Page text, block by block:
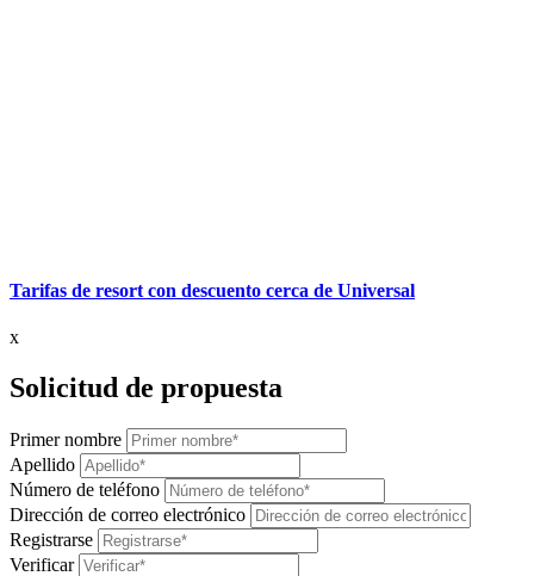
Tarifas de resort con descuento cerca de Universal
x
Solicitud de propuesta
Primer nombre
Apellido
Número de teléfono
Dirección de correo electrónico
Registrarse
Verificar